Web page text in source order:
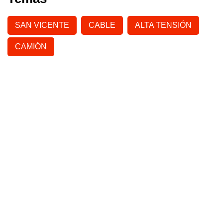
SAN VICENTE CABLE ALTA TENSIÓN
CAMIÓN